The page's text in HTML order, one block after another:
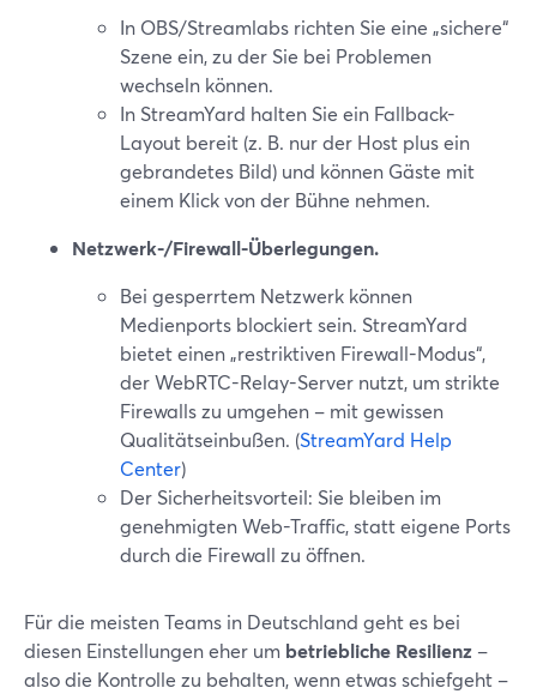
In OBS/Streamlabs richten Sie eine „sichere“
Szene ein, zu der Sie bei Problemen
wechseln können.
In StreamYard halten Sie ein Fallback-
Layout bereit (z. B. nur der Host plus ein
gebrandetes Bild) und können Gäste mit
einem Klick von der Bühne nehmen.
Netzwerk-/Firewall-Überlegungen.
Bei gesperrtem Netzwerk können
Medienports blockiert sein. StreamYard
bietet einen „restriktiven Firewall-Modus“,
der WebRTC-Relay-Server nutzt, um strikte
Firewalls zu umgehen – mit gewissen
Qualitätseinbußen. (StreamYard Help
Center)
Der Sicherheitsvorteil: Sie bleiben im
genehmigten Web-Traffic, statt eigene Ports
durch die Firewall zu öffnen.
Für die meisten Teams in Deutschland geht es bei
diesen Einstellungen eher um betriebliche Resilienz –
also die Kontrolle zu behalten, wenn etwas schiefgeht –